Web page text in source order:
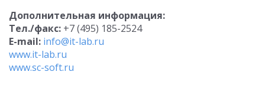
Дополнительная информация:
Тел./факс: +7 (495) 185-2524
E-mail: info@it-lab.ru
www.it-lab.ru
www.sc-soft.ru